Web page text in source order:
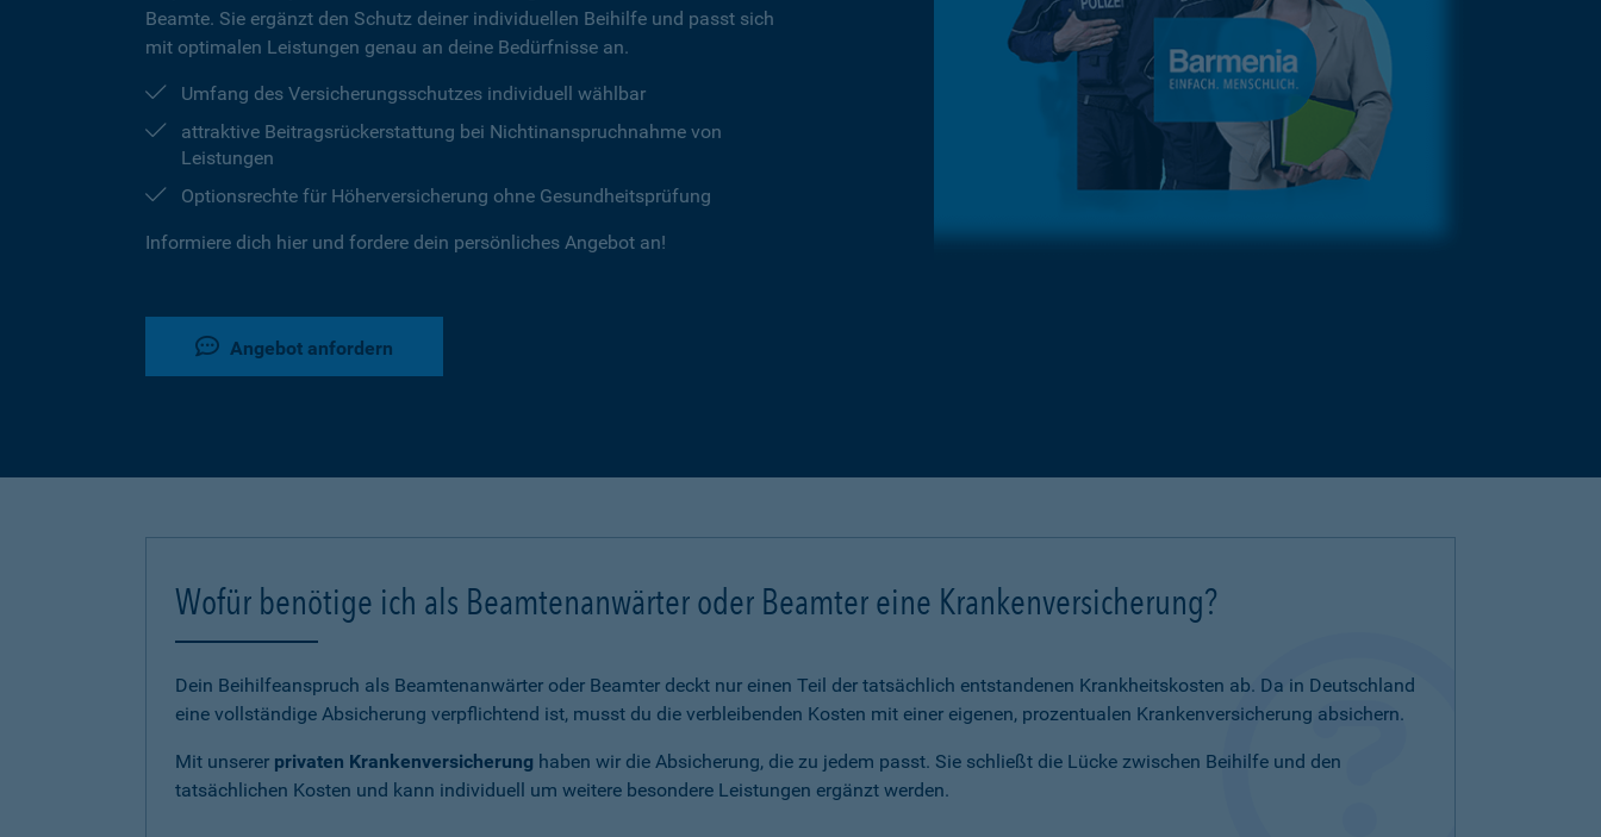
Beamte. Sie ergänzt den Schutz deiner individuellen Beihilfe und passt sich
mit optimalen Leistungen genau an deine Bedürfnisse an.
Umfang des Versicherungsschutzes individuell wählbar
attraktive Beitragsrückerstattung bei Nichtinanspruchnahme von
Leistungen
Optionsrechte für Höherversicherung ohne Gesundheitsprüfung
Informiere dich hier und fordere dein persönliches Angebot an!
Angebot anfordern
Wofür benötige ich als Beamtenanwärter oder Beamter eine Krankenversicherung?
Dein Beihilfeanspruch als Beamtenanwärter oder Beamter deckt nur einen Teil der tatsächlich entstandenen Krankheitskosten ab. Da in Deutschland
eine vollständige Absicherung verpflichtend ist, musst du die verbleibenden Kosten mit einer eigenen, prozentualen Krankenversicherung absichern.
Mit unserer privaten Krankenversicherung haben wir die Absicherung, die zu jedem passt. Sie schließt die Lücke zwischen Beihilfe und den
tatsächlichen Kosten und kann individuell um weitere besondere Leistungen ergänzt werden.